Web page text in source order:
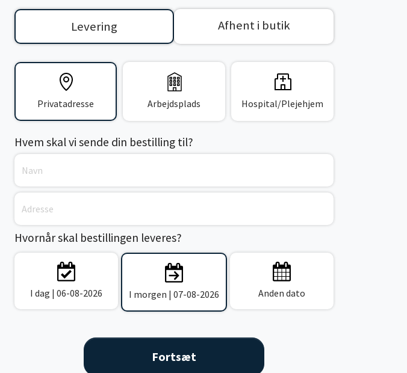
Levering Afhent i butik
Privatadresse Arbejdsplads Hospital/Plejehjem
Hvem skal vi sende din bestilling til?
Hvornår skal bestillingen leveres?
I dag | 06-08-2026 I morgen | 07-08-2026 Anden dato